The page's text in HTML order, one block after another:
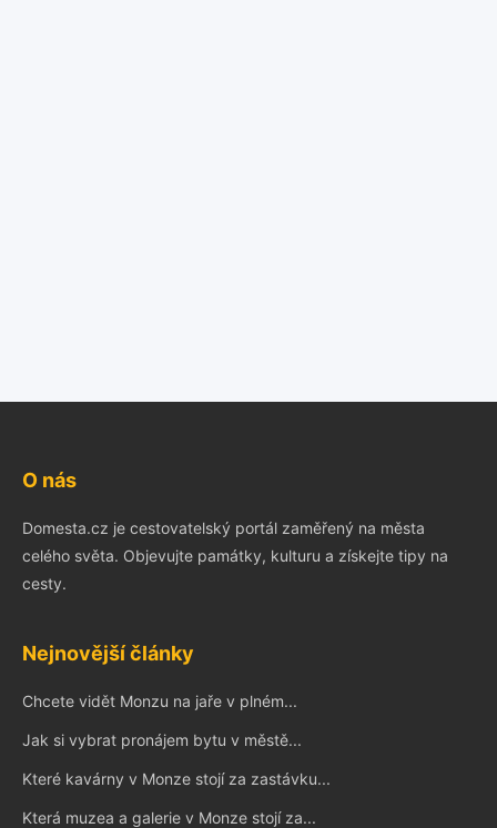
O nás
Domesta.cz je cestovatelský portál zaměřený na města
celého světa. Objevujte památky, kulturu a získejte tipy na
cesty.
Nejnovější články
Chcete vidět Monzu na jaře v plném...
Jak si vybrat pronájem bytu v městě...
Které kavárny v Monze stojí za zastávku...
Která muzea a galerie v Monze stojí za...